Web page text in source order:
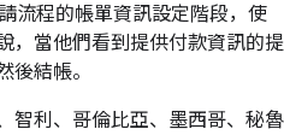
流程的帳單資訊設定階段，使
，當他們看到提供付款資訊的提
結帳。
智利、哥倫比亞、墨西哥、秘魯